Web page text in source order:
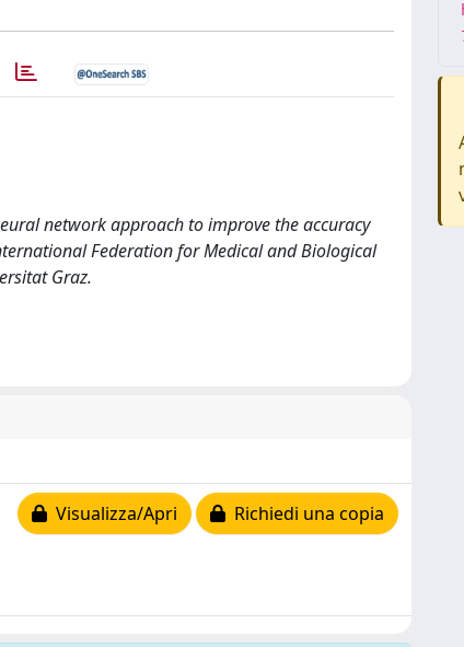
network approach to improve the accuracy
Federation for Medical and Biological
Graz.
Visualizza/Apri Richiedi una copia